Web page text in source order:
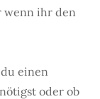
wenn ihr den
einen
oder ob